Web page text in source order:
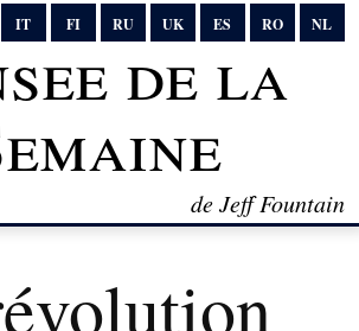
IT FI RU UK ES RO NL
de la
de Jeff Fountain